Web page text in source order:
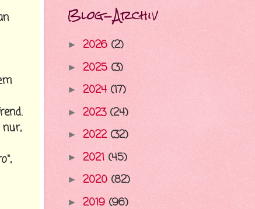
Blog-Archiv
► 2026 (2)
► 2025 (3)
► 2024 (17)
► 2023 (24)
► 2022 (32)
► 2021 (45)
► 2020 (82)
► 2019 (96)